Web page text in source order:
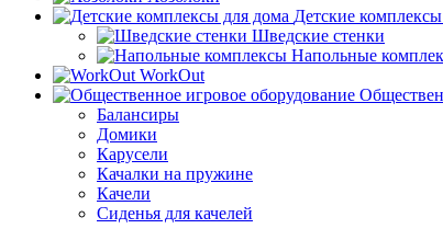
Детские
Шведские стенки
Напольные
WorkOut
Балансиры
Домики
Карусели
Качалки на пружине
Качели
Сиденья для качелей